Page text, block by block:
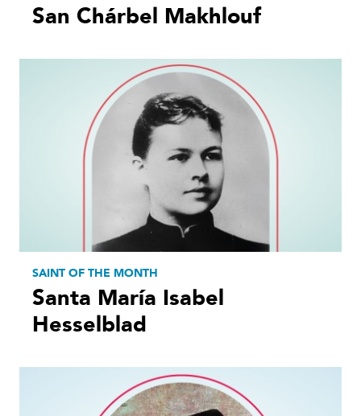
San Chárbel Makhlouf
SAINT OF THE MONTH
Santa María Isabel
Hesselblad